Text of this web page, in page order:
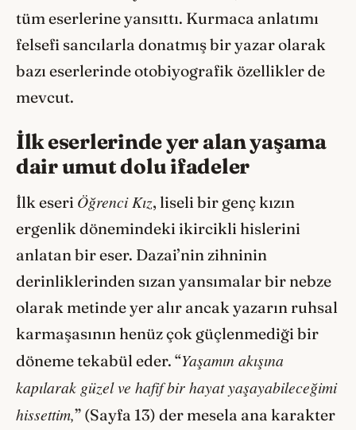
tüm eserlerine yansıttı. Kurmaca anlatımı
felsefi sancılarla donatmış bir yazar olarak
bazı eserlerinde otobiyografik özellikler de
mevcut.
İlk eserlerinde yer alan yaşama
dair umut dolu ifadeler
İlk eseri Öğrenci Kız, liseli bir genç kızın
ergenlik dönemindeki ikircikli hislerini
anlatan bir eser. Dazai’nin zihninin
derinliklerinden sızan yansımalar bir nebze
olarak metinde yer alır ancak yazarın ruhsal
karmaşasının henüz çok güçlenmediği bir
döneme tekabül eder. “Yaşamın akışına
kapılarak güzel ve hafif bir hayat yaşayabileceğimi
hissettim,” (Sayfa 13) der mesela ana karakter